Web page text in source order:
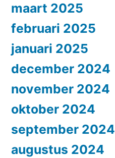
maart 2025
februari 2025
januari 2025
december 2024
november 2024
oktober 2024
september 2024
augustus 2024